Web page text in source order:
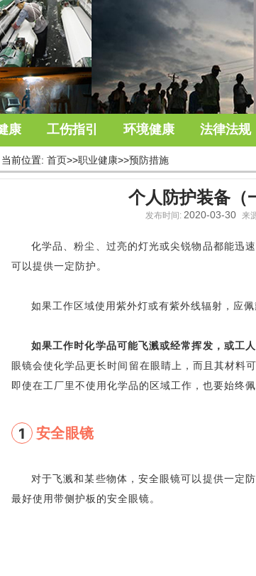
康 工伤指引 环境健康 法律法规
当前位置: 首页>>职业健康>>预防措施
个人防护装备（
发布时间: 2020-03-30 来
化学品、粉尘、过亮的灯光或尖锐物品都能迅
可以提供一定防护。
如果工作区域使用紫外灯或有紫外线辐射，应
如果工作时化学品可能飞溅或经常挥发，或工
眼镜会使化学品更长时间留在眼睛上，而且其材料
即使在工厂里不使用化学品的区域工作，也要始终佩
1 安全眼镜
对于飞溅和某些物体，安全眼镜可以提供一定
最好使用带侧护板的安全眼镜。